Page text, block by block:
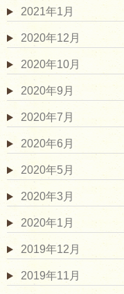
2021年1月
2020年12月
2020年10月
2020年9月
2020年7月
2020年6月
2020年5月
2020年3月
2020年1月
2019年12月
2019年11月